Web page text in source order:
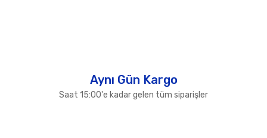
Aynı Gün Kargo
Saat 15:00'e kadar gelen tüm siparişler